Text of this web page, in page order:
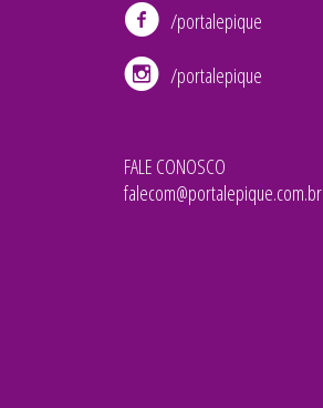
/portalepique
/portalepique
FALE CONOSCO
falecom@portalepique.com.br